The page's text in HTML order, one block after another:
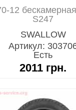
12
S247
SWALLOW
Артикул:
Есть
2011 грн.